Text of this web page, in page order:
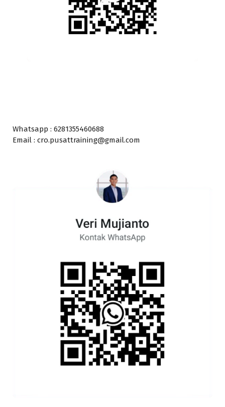
Whatsapp : 6281355460688
Email : cro.pusattraining@gmail.com